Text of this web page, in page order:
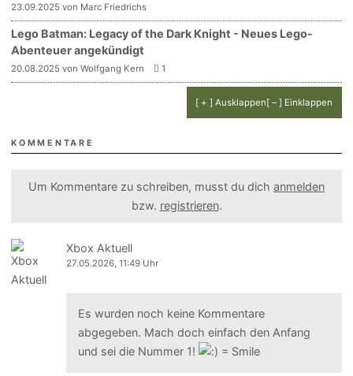
23.09.2025 von Marc Friedrichs
Lego Batman: Legacy of the Dark Knight - Neues Lego-
Abenteuer angekündigt
20.08.2025 von Wolfgang Kern 1
[ + ] Ausklappen[ – ] Einklappen
KOMMENTARE
Um Kommentare zu schreiben, musst du dich anmelden
bzw. registrieren.
Xbox Aktuell
27.05.2026, 11:49 Uhr
Es wurden noch keine Kommentare
abgegeben. Mach doch einfach den Anfang
und sei die Nummer 1!